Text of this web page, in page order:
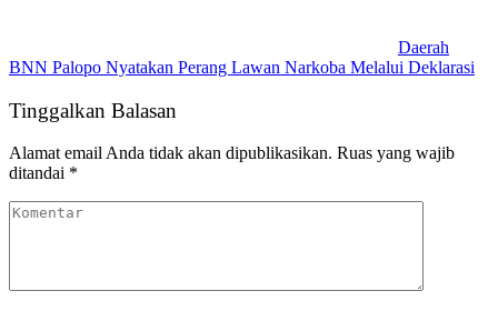
Daerah
BNN Palopo Nyatakan Perang Lawan Narkoba Melalui Deklarasi
Tinggalkan Balasan
Alamat email Anda tidak akan dipublikasikan. Ruas yang wajib
ditandai *